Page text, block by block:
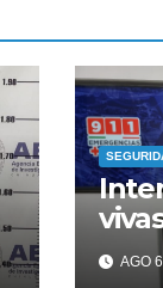
hija;
AGO